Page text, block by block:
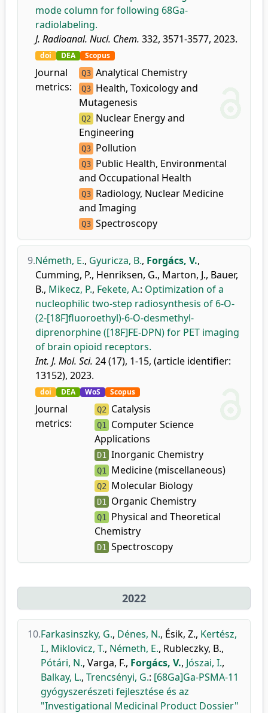
mode column for following 68Ga-
radiolabeling.
J. Radioanal. Nucl. Chem. 332, 3571-3577, 2023.
doi DEA Scopus
Journal
metrics:
Q3 Analytical Chemistry
Q3 Health, Toxicology and
Mutagenesis
Q2
Nuclear Energy and
Engineering
Q3 Pollution
Q3 Public Health, Environmental
and Occupational Health
Q3 Radiology, Nuclear Medicine
and Imaging
Q3 Spectroscopy
9.Németh, E., Gyuricza, B., Forgács, V.,
Cumming, P., Henriksen, G., Marton, J., Bauer,
B., Mikecz, P., Fekete, A.: Optimization of a
nucleophilic two-step radiosynthesis of 6-O-
(2-[18F]fluoroethyl)-6-O-desmethyl-
diprenorphine ([18F]FE-DPN) for PET imaging
of brain opioid receptors.
Int. J. Mol. Sci. 24 (17), 1-15, (article identifier:
13152), 2023.
doi DEA WoS Scopus
Journal
metrics:
Q2 Catalysis
Q1
Computer Science
Applications
D1 Inorganic Chemistry
Q1 Medicine (miscellaneous)
Q2 Molecular Biology
D1 Organic Chemistry
Q1
Physical and Theoretical
Chemistry
D1 Spectroscopy
2022
10.Farkasinszky, G., Dénes, N., Ésik, Z., Kertész,
I., Miklovicz, T., Németh, E., Rubleczky, B.,
Pótári, N., Varga, F., Forgács, V., Jószai, I.,
Balkay, L., Trencsényi, G.: [68Ga]Ga-PSMA-11
gyógyszerészeti fejlesztése és az
"Investigational Medicinal Product Dossier"